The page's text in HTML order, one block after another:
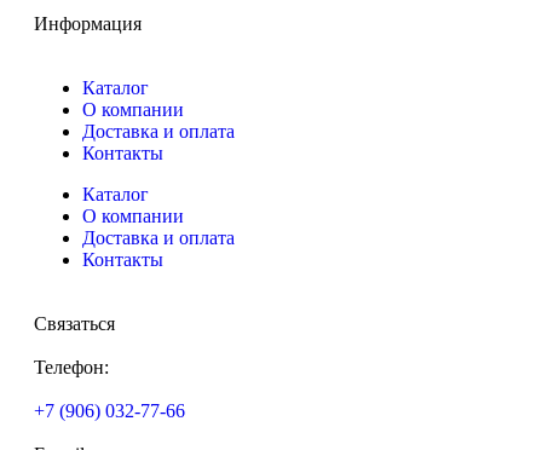
Информация
Каталог
О компании
Доставка и оплата
Контакты
Каталог
О компании
Доставка и оплата
Контакты
Связаться
Телефон:
+7 (906) 032-77-66